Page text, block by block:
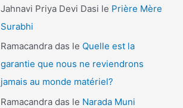
Jahnavi Priya Devi Dasi le Prière Mère
Surabhi
Ramacandra das le Quelle est la
garantie que nous ne reviendrons
jamais au monde matériel?
Ramacandra das le Narada Muni